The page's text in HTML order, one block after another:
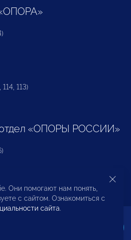
113)
«ОПОРЫ РОССИИ»
предпринимателей и
Они помогают нам понять,
с сайтом. Ознакомиться с
сайта.